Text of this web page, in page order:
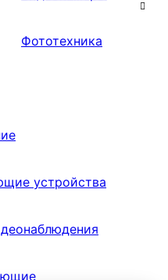
Фототехника
устройства